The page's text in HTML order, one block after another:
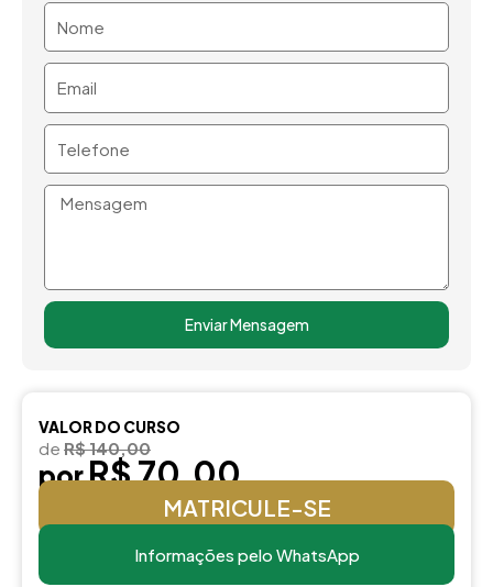
Mensagem
Enviar Mensagem
VALOR DO CURSO
de R$ 140,00
porR$ 70,00
MATRICULE-SE
Informações pelo WhatsApp